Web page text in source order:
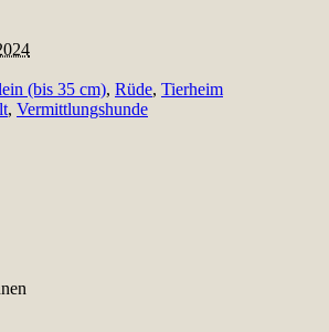
(bis 35 cm), Rüde, Tierheim
, Vermittlungshunde